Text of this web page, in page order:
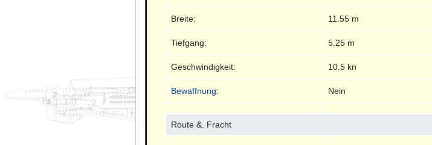
Breite: 11.55 m
Tiefgang: 5.25 m
Geschwindigkeit: 10.5 kn
Bewaffnung: Nein
Route &. Fracht